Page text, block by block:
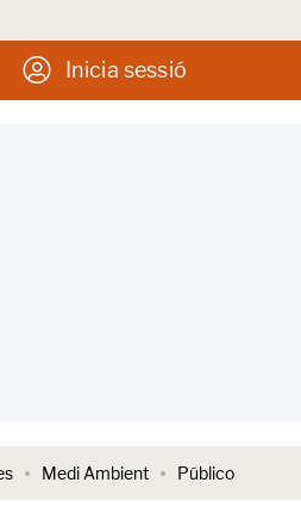
Inicia sessió
Medi Ambient Público